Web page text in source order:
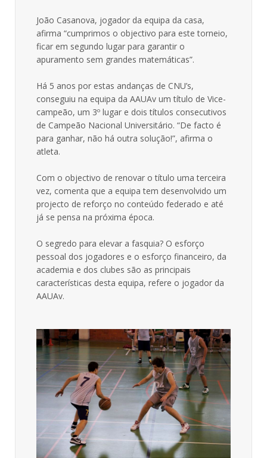
João Casanova, jogador da equipa da casa,
afirma “cumprimos o objectivo para este torneio,
ficar em segundo lugar para garantir o
apuramento sem grandes matemáticas”.
Há 5 anos por estas andanças de CNU’s,
conseguiu na equipa da AAUAv um título de Vice-
campeão, um 3º lugar e dois títulos consecutivos
de Campeão Nacional Universitário. “De facto é
para ganhar, não há outra solução!”, afirma o
atleta.
Com o objectivo de renovar o título uma terceira
vez, comenta que a equipa tem desenvolvido um
projecto de reforço no conteúdo federado e até
já se pensa na próxima época.
O segredo para elevar a fasquia? O esforço
pessoal dos jogadores e o esforço financeiro, da
academia e dos clubes são as principais
características desta equipa, refere o jogador da
AAUAv.